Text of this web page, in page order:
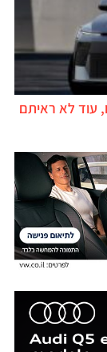
עוד לא ראיתם